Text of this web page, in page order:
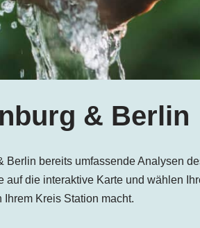
& Berlin
bereits umfassende Analysen
die interaktive Karte und wählen
Kreis Station macht.